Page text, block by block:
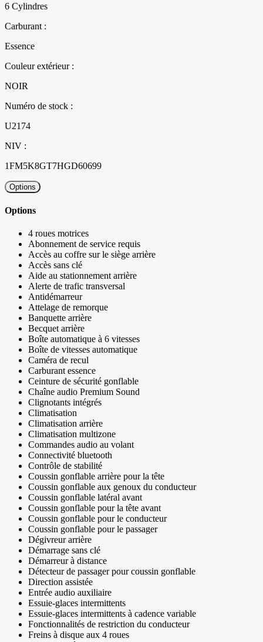
6 Cylindres
Carburant :
Essence
Couleur extérieur :
NOIR
Numéro de stock :
U2174
NIV :
1FM5K8GT7HGD60699
Options
Options
4 roues motrices
Abonnement de service requis
Accès au coffre sur le siège arrière
Accès sans clé
Aide au stationnement arrière
Alerte de trafic transversal
Antidémarreur
Attelage de remorque
Banquette arrière
Becquet arrière
Boîte automatique à 6 vitesses
Boîte de vitesses automatique
Caméra de recul
Carburant essence
Ceinture de sécurité gonflable
Chaîne audio Premium Sound
Clignotants intégrés
Climatisation
Climatisation arrière
Climatisation multizone
Commandes audio au volant
Connectivité bluetooth
Contrôle de stabilité
Coussin gonflable arrière pour la tête
Coussin gonflable aux genoux du conducteur
Coussin gonflable latéral avant
Coussin gonflable pour la tête avant
Coussin gonflable pour le conducteur
Coussin gonflable pour le passager
Dégivreur arrière
Démarrage sans clé
Démarreur à distance
Détecteur de passager pour coussin gonflable
Direction assistée
Entrée audio auxiliaire
Essuie-glaces intermittents
Essuie-glaces intermittents à cadence variable
Fonctionnalités de restriction du conducteur
Freins à disque aux 4 roues